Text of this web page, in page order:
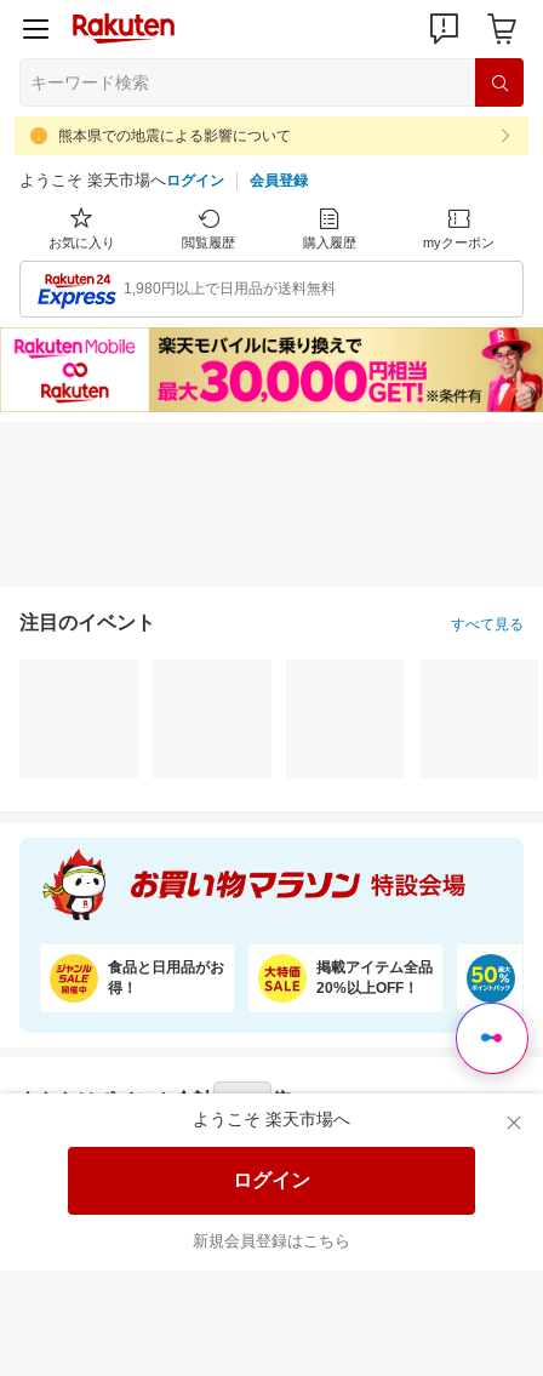
熊本県での地震による影響について
ようこそ 楽天市場へログイン 会員登録
お気に入り 閲覧履歴 購入履歴 myクーポン
1,980円以上で日用品が送料無料
ようこそ 楽天市場へ
ログイン
新規会員登録はこちら
注目のイベント すべて見る
食品と日用品がお
得！
掲載アイテム全品
20%以上OFF！
あなたはポイント 合計 倍